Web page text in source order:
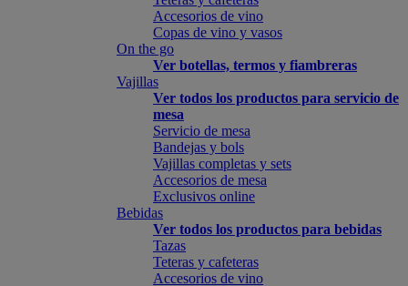
Accesorios de vino
Copas de vino y vasos
On the go
Ver botellas, termos y fiambreras
Vajillas
Ver todos los productos para servicio de
mesa
Servicio de mesa
Bandejas y bols
Vajillas completas y sets
Accesorios de mesa
Exclusivos online
Bebidas
Ver todos los productos para bebidas
Tazas
Teteras y cafeteras
Accesorios de vino